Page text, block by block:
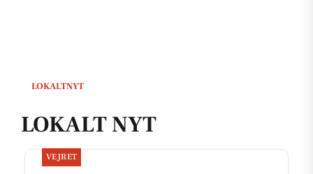
LOKALTNYT
LOKALT NYT
VEJRET